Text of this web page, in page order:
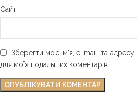
Сайт
Зберегти моє ім'я, e-mail, та адресу
для моїх подальших коментарів.